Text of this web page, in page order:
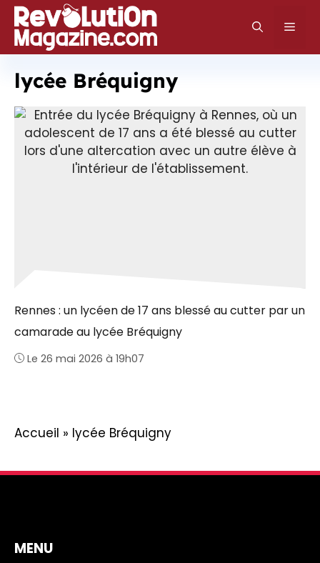
Aller
au
contenu
lycée Bréquigny
Rennes : un lycéen de 17 ans blessé au cutter par un
camarade au lycée Bréquigny
Le 26 mai 2026 à 19h07
Accueil » lycée Bréquigny
MENU